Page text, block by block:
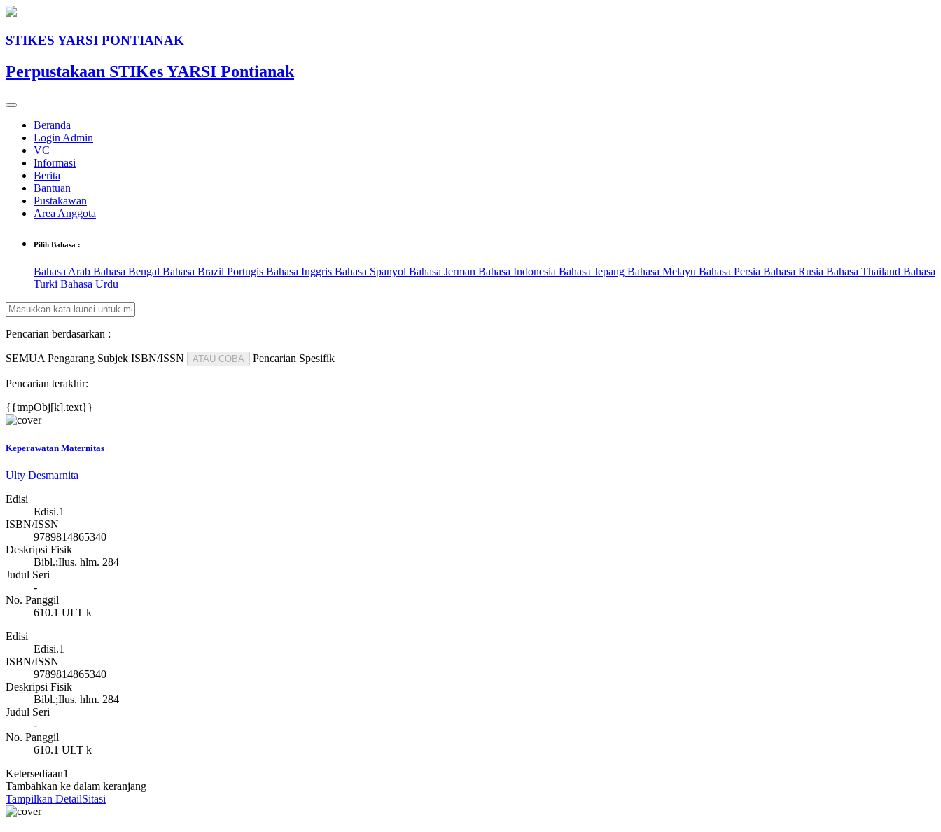
STIKES YARSI PONTIANAK
Perpustakaan STIKes YARSI Pontianak
Beranda
Login Admin
VC
Informasi
Berita
Bantuan
Pustakawan
Area Anggota
Pilih Bahasa :
Bahasa Arab Bahasa Bengal Bahasa Brazil Portugis Bahasa Inggris Bahasa Spanyol Bahasa Jerman Bahasa Indonesia Bahasa Jepang Bahasa Melayu Bahasa Persia Bahasa Rusia Bahasa Thailand Bahasa
Turki Bahasa Urdu
Pencarian berdasarkan :
SEMUA Pengarang Subjek ISBN/ISSN ATAU COBA Pencarian Spesifik
Pencarian terakhir:
{{tmpObj[k].text}}
Keperawatan Maternitas
Ulty Desmarnita
Edisi
Edisi.1
ISBN/ISSN
9789814865340
Deskripsi Fisik
Bibl.;Ilus. hlm. 284
Judul Seri
-
No. Panggil
610.1 ULT k
Edisi
Edisi.1
ISBN/ISSN
9789814865340
Deskripsi Fisik
Bibl.;Ilus. hlm. 284
Judul Seri
-
No. Panggil
610.1 ULT k
Ketersediaan1
Tambahkan ke dalam keranjang
Tampilkan DetailSitasi